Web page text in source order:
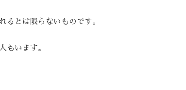
るとは限らないものです。
もいます。